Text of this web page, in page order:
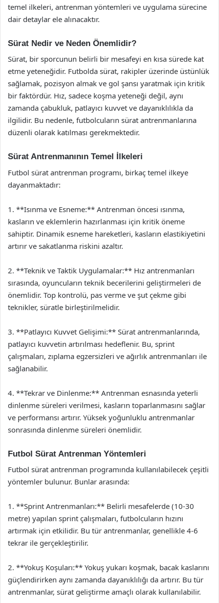
temel ilkeleri, antrenman yöntemleri ve uygulama sürecine
dair detaylar ele alınacaktır.
Sürat Nedir ve Neden Önemlidir?
Sürat, bir sporcunun belirli bir mesafeyi en kısa sürede kat
etme yeteneğidir. Futbolda sürat, rakipler üzerinde üstünlük
sağlamak, pozisyon almak ve gol şansı yaratmak için kritik
bir faktördür. Hız, sadece koşma yeteneği değil, aynı
zamanda çabukluk, patlayıcı kuvvet ve dayanıklılıkla da
ilgilidir. Bu nedenle, futbolcuların sürat antrenmanlarına
düzenli olarak katılması gerekmektedir.
Sürat Antrenmanının Temel İlkeleri
Futbol sürat antrenman programı, birkaç temel ilkeye
dayanmaktadır:
1. **Isınma ve Esneme:** Antrenman öncesi ısınma,
kasların ve eklemlerin hazırlanması için kritik öneme
sahiptir. Dinamik esneme hareketleri, kasların elastikiyetini
artırır ve sakatlanma riskini azaltır.
2. **Teknik ve Taktik Uygulamalar:** Hız antrenmanları
sırasında, oyuncuların teknik becerilerini geliştirmeleri de
önemlidir. Top kontrolü, pas verme ve şut çekme gibi
teknikler, süratle birleştirilmelidir.
3. **Patlayıcı Kuvvet Gelişimi:** Sürat antrenmanlarında,
patlayıcı kuvvetin artırılması hedeflenir. Bu, sprint
çalışmaları, zıplama egzersizleri ve ağırlık antrenmanları ile
sağlanabilir.
4. **Tekrar ve Dinlenme:** Antrenman esnasında yeterli
dinlenme süreleri verilmesi, kasların toparlanmasını sağlar
ve performansı artırır. Yüksek yoğunluklu antrenmanlar
sonrasında dinlenme süreleri önemlidir.
Futbol Sürat Antrenman Yöntemleri
Futbol sürat antrenman programında kullanılabilecek çeşitli
yöntemler bulunur. Bunlar arasında:
1. **Sprint Antrenmanları:** Belirli mesafelerde (10-30
metre) yapılan sprint çalışmaları, futbolcuların hızını
artırmak için etkilidir. Bu tür antrenmanlar, genellikle 4-6
tekrar ile gerçekleştirilir.
2. **Yokuş Koşuları:** Yokuş yukarı koşmak, bacak kaslarını
güçlendirirken aynı zamanda dayanıklılığı da artırır. Bu tür
antrenmanlar, sürat geliştirme amaçlı olarak kullanılabilir.